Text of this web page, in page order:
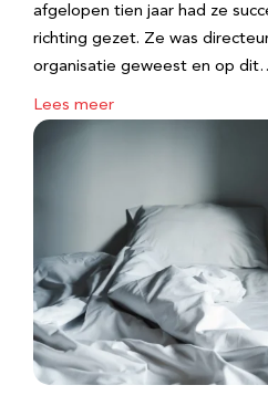
afgelopen tien jaar had ze
richting gezet. Ze was
organisatie geweest en op
Lees meer